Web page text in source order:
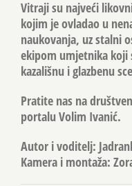
Vitraji su najveći
kojim je ovladao u
naukovanja, uz stalni
ekipom umjetnika
kazališnu i glazbenu
Pratite nas na
portalu Volim Ivanić.
Autor i voditelj:
Kamera i montaža: